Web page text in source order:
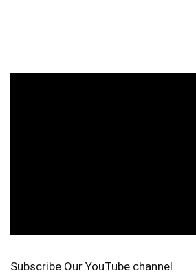
Subscribe Our YouTube channel